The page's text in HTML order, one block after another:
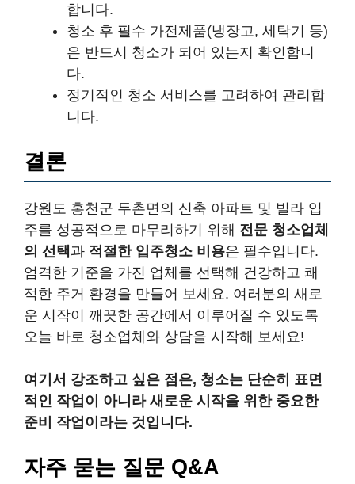
합니다.
청소 후 필수 가전제품(냉장고, 세탁기 등)
은 반드시 청소가 되어 있는지 확인합니
다.
정기적인 청소 서비스를 고려하여 관리합
니다.
결론
강원도 홍천군 두촌면의 신축 아파트 및 빌라 입
주를 성공적으로 마무리하기 위해 전문 청소업체
의 선택과 적절한 입주청소 비용은 필수입니다.
엄격한 기준을 가진 업체를 선택해 건강하고 쾌
적한 주거 환경을 만들어 보세요. 여러분의 새로
운 시작이 깨끗한 공간에서 이루어질 수 있도록
오늘 바로 청소업체와 상담을 시작해 보세요!
여기서 강조하고 싶은 점은, 청소는 단순히 표면
적인 작업이 아니라 새로운 시작을 위한 중요한
준비 작업이라는 것입니다.
자주 묻는 질문 Q&A